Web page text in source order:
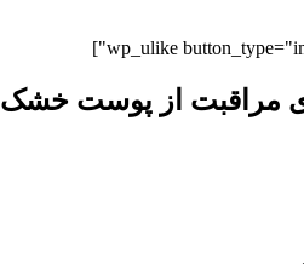
مراقبت از پوست خشک